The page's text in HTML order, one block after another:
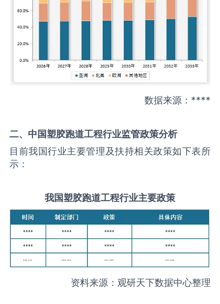
数据来源：****
二、中国塑胶跑道工程行业监管政策分析
目前我国行业主要管理及扶持相关政策如下表所
示：
我国塑胶跑道工程行业主要政策
资料来源：观研天下数据中心整理